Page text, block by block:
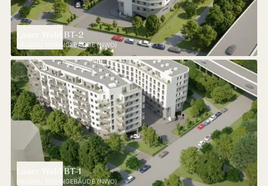
Laaer Wald BT-2
NEUBAU WOHNGEBÄUDE (NWO)
Laaer Wald BT-1
NEUBAU WOHNGEBÄUDE (NWO)